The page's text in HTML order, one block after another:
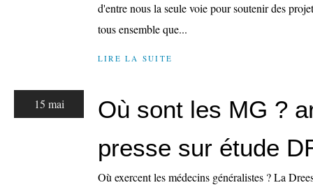
d'entre nous la seule voie pour soutenir des
tous ensemble que...
LIRE LA SUITE
15 mai
Où sont les MG ?
presse sur étude
Où exercent les médecins généralistes ? La